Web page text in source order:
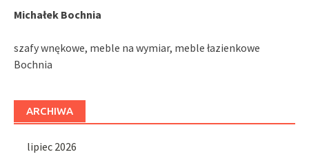
Michałek Bochnia
szafy wnękowe, meble na wymiar, meble łazienkowe
Bochnia
ARCHIWA
lipiec 2026